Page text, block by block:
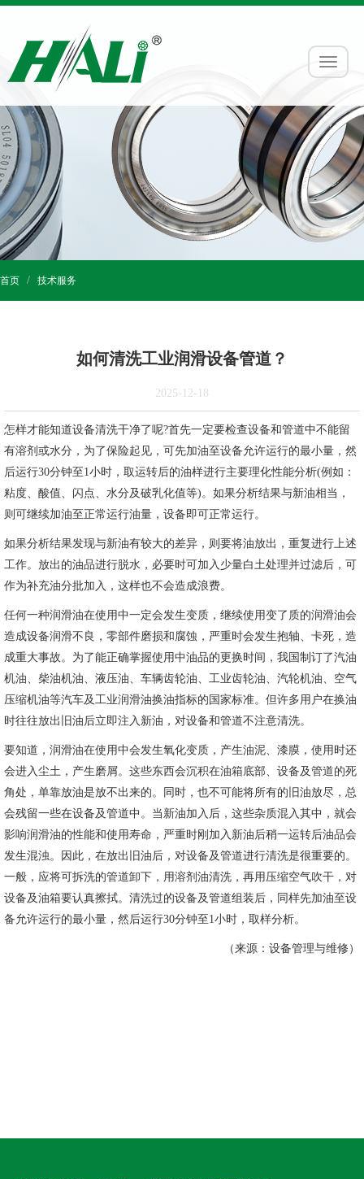
首页 技术服务
如何清洗工业润滑设备管道？
2025-12-18
怎样才能知道设备清洗干净了呢?首先一定要检查设备和管道中不能留
有溶剂或水分，为了保险起见，可先加油至设备允许运行的最小量，然
后运行30分钟至1小时，取运转后的油样进行主要理化性能分析(例如：
粘度、酸值、闪点、水分及破乳化值等)。如果分析结果与新油相当，
则可继续加油至正常运行油量，设备即可正常运行。
如果分析结果发现与新油有较大的差异，则要将油放出，重复进行上述
工作。放出的油品进行脱水，必要时可加入少量白土处理并过滤后，可
作为补充油分批加入，这样也不会造成浪费。
任何一种润滑油在使用中一定会发生变质，继续使用变了质的润滑油会
造成设备润滑不良，零部件磨损和腐蚀，严重时会发生抱轴、卡死，造
成重大事故。为了能正确掌握使用中油品的更换时间，我国制订了汽油
机油、柴油机油、液压油、车辆齿轮油、工业齿轮油、汽轮机油、空气
压缩机油等汽车及工业润滑油换油指标的国家标准。但许多用户在换油
时往往放出旧油后立即注入新油，对设备和管道不注意清洗。
要知道，润滑油在使用中会发生氧化变质，产生油泥、漆膜，使用时还
会进入尘土，产生磨屑。这些东西会沉积在油箱底部、设备及管道的死
角处，单靠放油是放不出来的。同时，也不可能将所有的旧油放尽，总
会残留一些在设备及管道中。当新油加入后，这些杂质混入其中，就会
影响润滑油的性能和使用寿命，严重时刚加入新油后稍一运转后油品会
发生混浊。因此，在放出旧油后，对设备及管道进行清洗是很重要的。
一般，应将可拆洗的管道卸下，用溶剂油清洗，再用压缩空气吹干，对
设备及油箱要认真擦拭。清洗过的设备及管道组装后，同样先加油至设
备允许运行的最小量，然后运行30分钟至1小时，取样分析。
（来源：设备管理与维修）